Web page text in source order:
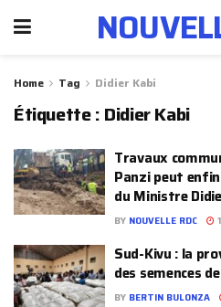
Home Tag Didier Kabi
Étiquette :Didier Kabi
Travaux
Panzi peut
du Ministre
BY NOUVELLE RDC
Sud-Kivu : la
des semences
BY BERTIN BULONZA